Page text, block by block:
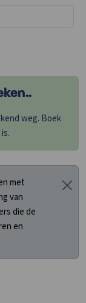
weg. Boek
met
van
die de
en